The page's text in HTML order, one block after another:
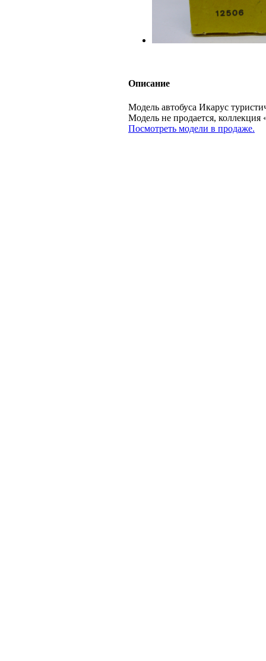
Описание
Модель автобуса Икарус
Модель не продается,
Посмотреть модели в продаже.